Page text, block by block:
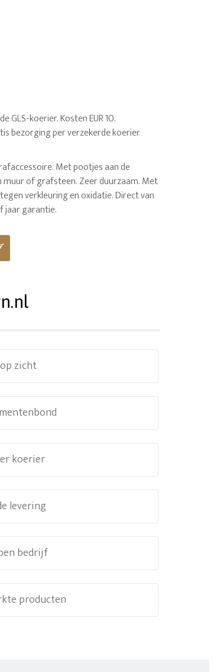
GLS-koerier. Kosten EUR 10.
bezorging per verzekerde koerier
Met pootjes aan de
of grafsteen. Zeer duurzaam. Met
verkleuring en oxidatie. Direct van
jaar garantie.
zicht
koerier
levering
bedrijf
producten